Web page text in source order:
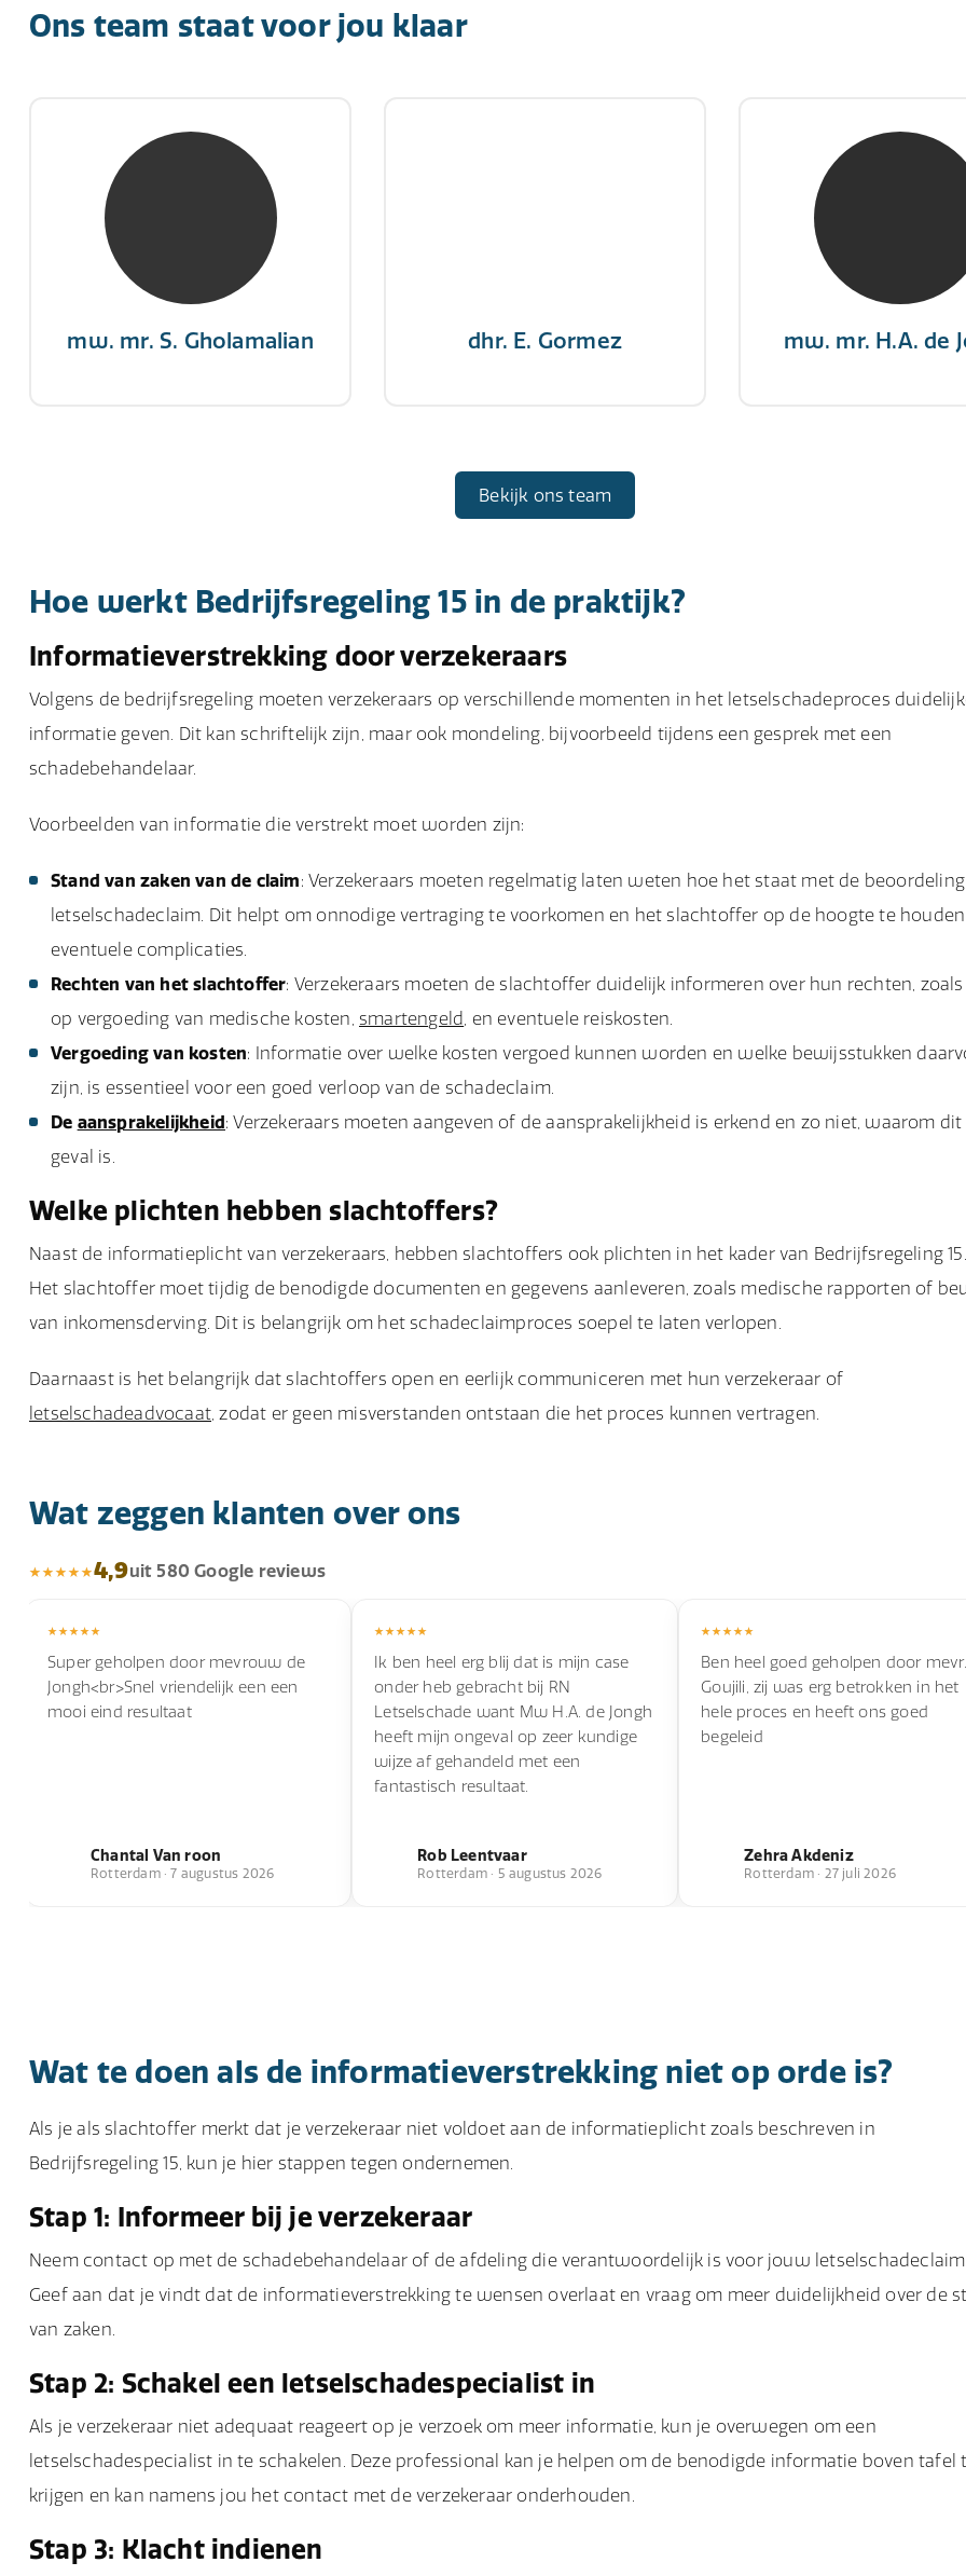
Ons team staat voor jou klaar
mw. mr. S. Gholamalian
mw. mr. S. Gholamalian
NIVRE Register-Expert
“Als je de richting van de wind
niet kunt veranderen, verander
dan de stand van je zeilen.”
dhr. E. Gormez mw. mr. H.A. de
mw. mr. H.A. de
NIVRE Register-
"There is no elevator to
you need to take the
Bekijk ons team
Hoe werkt Bedrijfsregeling 15 in de praktijk?
Informatieverstrekking door verzekeraars
Volgens de bedrijfsregeling moeten verzekeraars op verschillende momenten in het letselschadeproces
informatie geven. Dit kan schriftelijk zijn, maar ook mondeling, bijvoorbeeld tijdens een gesprek met een
schadebehandelaar.
Voorbeelden van informatie die verstrekt moet worden zijn:
Stand van zaken van de claim: Verzekeraars moeten regelmatig laten weten hoe het staat met de
letselschadeclaim. Dit helpt om onnodige vertraging te voorkomen en het slachtoffer op de hoogte te
eventuele complicaties.
Rechten van het slachtoffer: Verzekeraars moeten de slachtoffer duidelijk informeren over hun rechten,
op vergoeding van medische kosten, smartengeld, en eventuele reiskosten.
Vergoeding van kosten: Informatie over welke kosten vergoed kunnen worden en welke bewijsstukken
zijn, is essentieel voor een goed verloop van de schadeclaim.
De aansprakelijkheid: Verzekeraars moeten aangeven of de aansprakelijkheid is erkend en zo niet, waarom
geval is.
Welke plichten hebben slachtoffers?
Naast de informatieplicht van verzekeraars, hebben slachtoffers ook plichten in het kader van Bedrijfsregeling 15.
Het slachtoffer moet tijdig de benodigde documenten en gegevens aanleveren, zoals medische rapporten of
van inkomensderving. Dit is belangrijk om het schadeclaimproces soepel te laten verlopen.
Daarnaast is het belangrijk dat slachtoffers open en eerlijk communiceren met hun verzekeraar of
letselschadeadvocaat, zodat er geen misverstanden ontstaan die het proces kunnen vertragen.
Wat zeggen klanten over ons
4,9uit 580 Google reviews
Super geholpen door mevrouw de
Jongh<br>Snel vriendelijk een een
mooi eind resultaat
Chantal Van roon
Rotterdam · 7 augustus 2026
Ik ben heel erg blij dat is mijn case
onder heb gebracht bij RN
Letselschade want Mw H.A. de Jongh
heeft mijn ongeval op zeer kundige
wijze af gehandeld met een
fantastisch resultaat.
Rob Leentvaar
Rotterdam · 5 augustus 2026
Ben heel goed geholpen door mevr.
Goujili, zij was erg betrokken in het
hele proces en heeft ons goed
begeleid
Zehra Akdeniz
Rotterdam · 27 juli 2026
Wat te doen als de informatieverstrekking niet op orde is?
Als je als slachtoffer merkt dat je verzekeraar niet voldoet aan de informatieplicht zoals beschreven in
Bedrijfsregeling 15, kun je hier stappen tegen ondernemen.
Stap 1: Informeer bij je verzekeraar
Neem contact op met de schadebehandelaar of de afdeling die verantwoordelijk is voor jouw letselschadeclaim.
Geef aan dat je vindt dat de informatieverstrekking te wensen overlaat en vraag om meer duidelijkheid over de
van zaken.
Stap 2: Schakel een letselschadespecialist in
Als je verzekeraar niet adequaat reageert op je verzoek om meer informatie, kun je overwegen om een
letselschadespecialist in te schakelen. Deze professional kan je helpen om de benodigde informatie boven tafel
krijgen en kan namens jou het contact met de verzekeraar onderhouden.
Stap 3: Klacht indienen